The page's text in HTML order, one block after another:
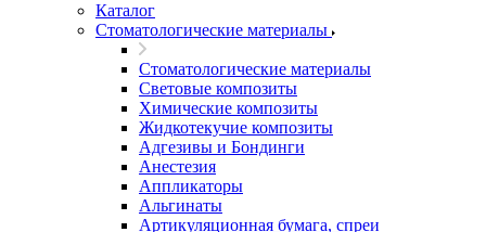
Каталог
Стоматологические материалы
Стоматологические материалы
Световые композиты
Химические композиты
Жидкотекучие композиты
Адгезивы и Бондинги
Анестезия
Аппликаторы
Альгинаты
Артикуляционная бумага, спреи